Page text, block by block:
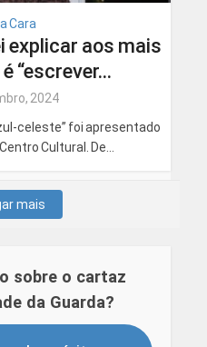
Cara
explicar aos mais
“escrever...
2024
celeste” foi apresentado
Cultural. De...
mais
sobre o cartaz
da Guarda?